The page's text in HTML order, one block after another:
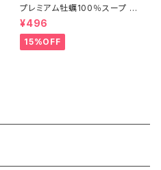
プレミアム牡蠣100％スープ 80
g ジミーズパウ
¥496
15%OFF